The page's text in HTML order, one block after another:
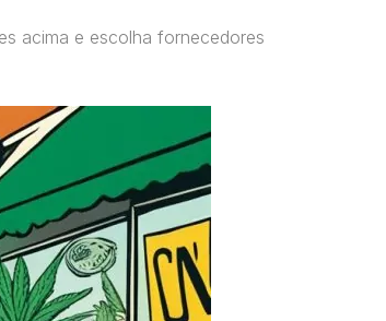
acima e escolha fornecedores